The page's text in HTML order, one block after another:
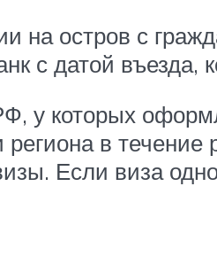
на остров с
с датой въезда,
у которых
региона в
Если виза